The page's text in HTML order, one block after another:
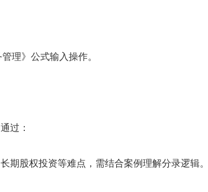
理》公式输入操作。
过：
股权投资等难点，需结合案例理解分录逻辑。